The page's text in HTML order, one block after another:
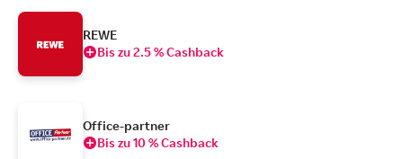
REWE
Bis zu 2.5 % Cashback
Office-partner
Bis zu 10 % Cashback